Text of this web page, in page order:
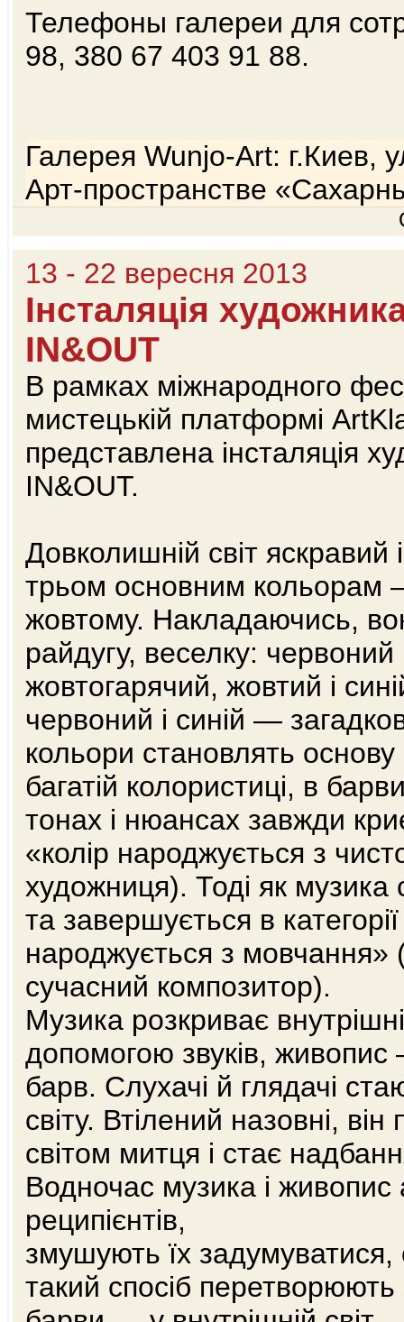
Телефоны галереи для
98, 380 67 403 91 88.
Галерея Wunjo-Art: г.Киев,
Арт-пространстве
13 - 22 вересня 2013
Інсталяція
IN&OUT
В рамках міжнародного
мистецькій платформі
представлена інсталяція
IN&OUT.
Довколишній світ яскравий
трьом основним кольорам
жовтому. Накладаючись,
райдугу, веселку:
жовтогарячий, жовтий і
червоний і синій —
кольори становлять
багатій колористиці, в
тонах і нюансах завжди
«колір народжується з
художниця). Тоді як музика
та завершується в
народжується з мовчання»
сучасний композитор).
Музика розкриває
допомогою звуків,
барв. Слухачі й глядачі
світу. Втілений назовні,
світом митця і стає
Водночас музика і
реципієнтів,
змушують їх
такий спосіб